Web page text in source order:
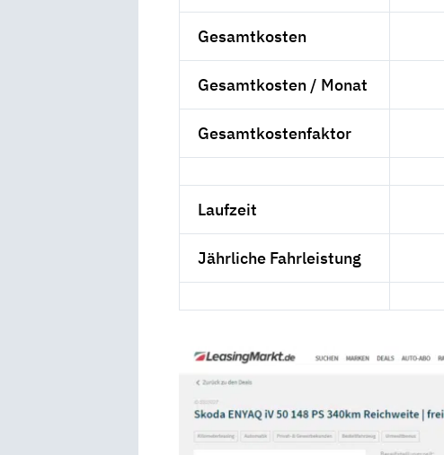
Gesamtkosten
Gesamtkosten / Monat
Gesamtkostenfaktor
Laufzeit
Jährliche Fahrleistung